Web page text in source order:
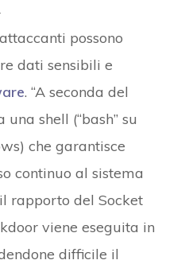
possono
dati sensibili e
. “A seconda del
shell (“bash” su
che garantisce
continuo al sistema
rapporto del Socket
viene eseguita in
difficile il